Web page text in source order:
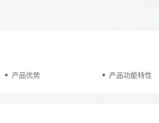
天翼云用户体验官 NEW
产品优势 产品功能特性